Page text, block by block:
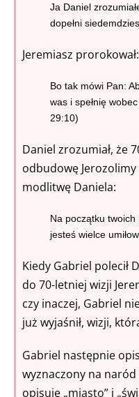
Ja Daniel
dopełni
Jeremiasz prorokował:
Bo tak mówi Pan:
was i spełnię
29:10)
Daniel zrozumiał, że
odbudowę Jerozolimy
modlitwę Daniela:
Na początku twoich
jesteś wielce
Kiedy Gabriel polecił
do 70-letniej wizji
czy inaczej, Gabriel
już wyjaśnił, wizji,
Gabriel następnie
wyznaczony na
opisuje „miasto” i